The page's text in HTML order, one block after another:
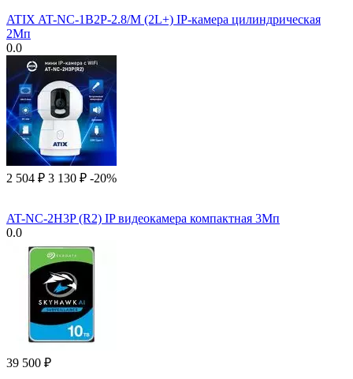
ATIX AT-NC-1B2P-2.8/M (2L+) IP-камера цилиндрическая
2Мп
0.0
2 504 ₽ 3 130 ₽ -20%
AT-NC-2H3P (R2) IP видеокамера компактная 3Мп
0.0
39 500 ₽